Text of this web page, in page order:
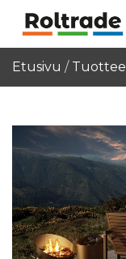
Etusivu /